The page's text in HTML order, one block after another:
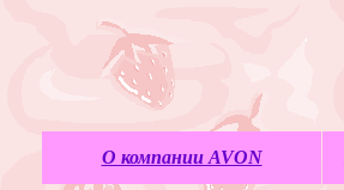
О компании AVON